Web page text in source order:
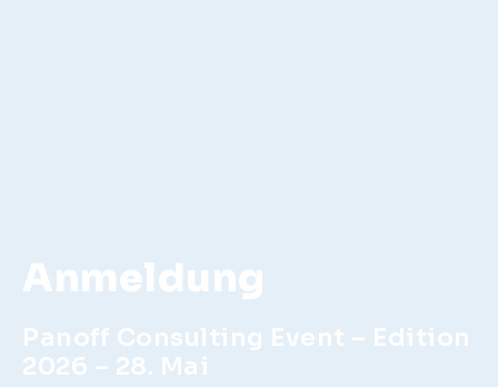
Anmeldung
Panoff Consulting Event – Edition
2026 – 28. Mai